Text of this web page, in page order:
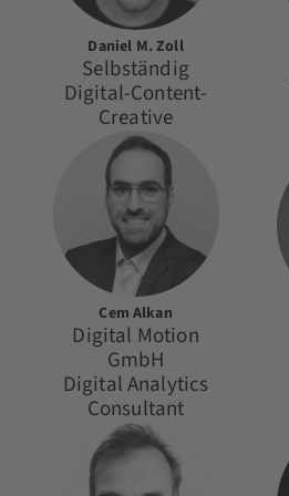
Daniel M. Zoll
Selbständig
Digital-Content-
Creative
Cem Alkan
Digital Motion
GmbH
Digital Analytics
Consultant